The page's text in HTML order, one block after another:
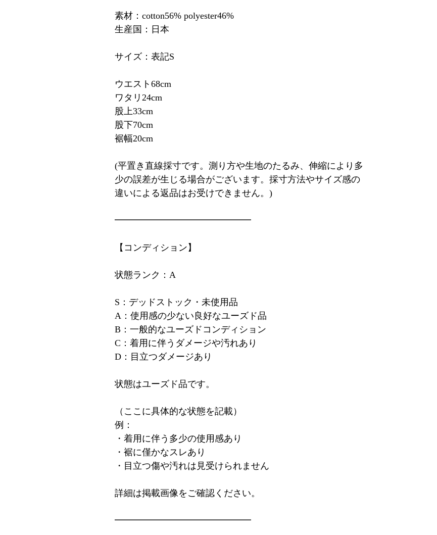
素材：cotton56% polyester46%
生産国：日本
サイズ：表記S
ウエスト68cm
ワタリ24cm
股上33cm
股下70cm
裾幅20cm
(平置き直線採寸です。測り方や生地のたるみ、伸縮により多
少の誤差が生じる場合がございます。採寸方法やサイズ感の
違いによる返品はお受けできません。)
━━━━━━━━━━━━━━━
【コンディション】
状態ランク：A
S：デッドストック・未使用品
A：使用感の少ない良好なユーズド品
B：一般的なユーズドコンディション
C：着用に伴うダメージや汚れあり
D：目立つダメージあり
状態はユーズド品です。
（ここに具体的な状態を記載）
例：
・着用に伴う多少の使用感あり
・裾に僅かなスレあり
・目立つ傷や汚れは見受けられません
詳細は掲載画像をご確認ください。
━━━━━━━━━━━━━━━